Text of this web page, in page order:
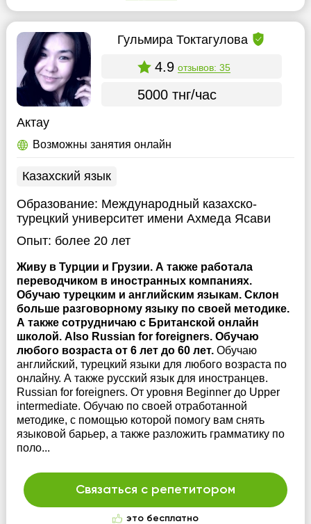
Гульмира Токтагулова
4.9 отзывов: 35
5000 тнг/час
Актау
Возможны занятия онлайн
Казахский язык
Образование: Международный казахско-
турецкий университет имени Ахмеда Ясави
Опыт: более 20 лет
Живу в Турции и Грузии. А также работала
переводчиком в иностранных компаниях.
Обучаю турецким и английским языкам. Склон
больше разговорному языку по своей методике.
А также сотрудничаю с Британской онлайн
школой. Also Russian for foreigners. Обучаю
любого возраста от 6 лет до 60 лет. Обучаю
английский, турецкий языки для любого возраста по
онлайну. А также русский язык для иностранцев.
Russian for foreigners. От уровня Beginner до Upper
intermediate. Обучаю по своей отработанной
методике, с помощью которой помогу вам снять
языковой барьер, а также разложить грамматику по
поло...
Связаться с репетитором
это бесплатно